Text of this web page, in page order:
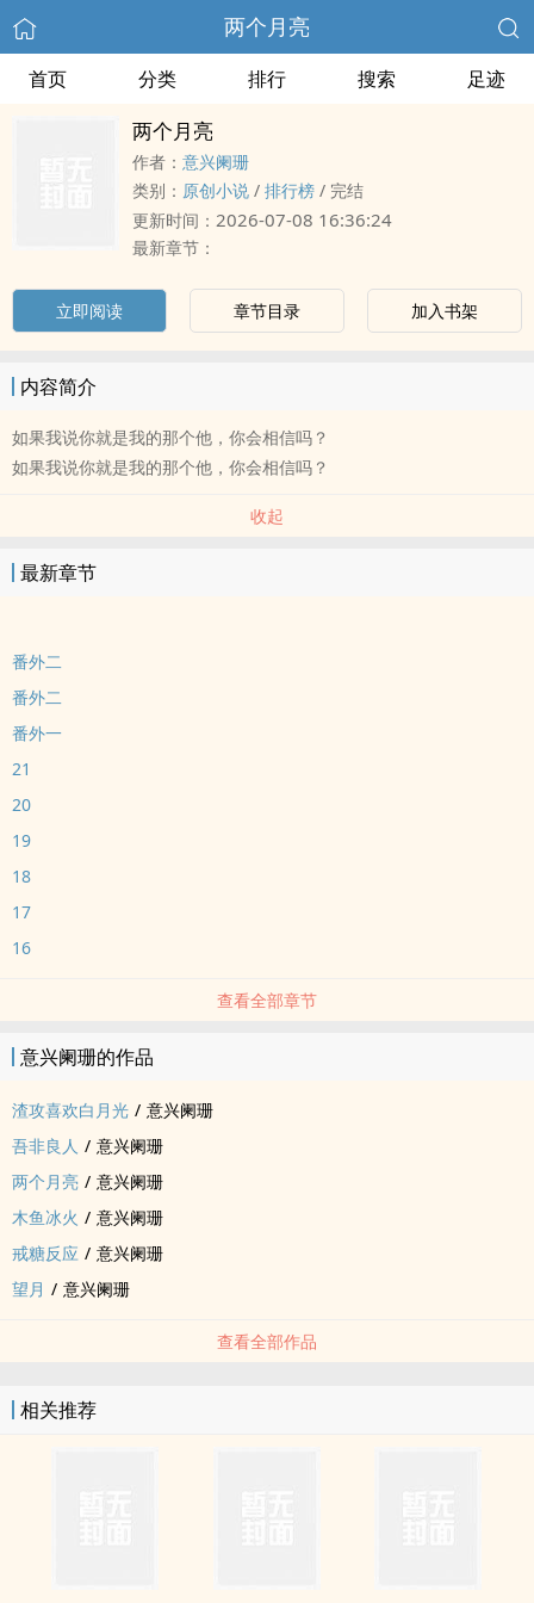
两个月亮
首页 分类 排行 搜索 足迹
两个月亮
作者： 意兴阑珊
类别： 原创小说 / 排行榜 / 完结
更新时间： 2026-07-08 16:36:24
最新章节：
立即阅读 章节目录 加入书架
内容简介
如果我说你就是我的那个他，你会相信吗？
如果我说你就是我的那个他，你会相信吗？
收起
最新章节
番外二
番外二
番外一
21
20
19
18
17
16
查看全部章节
意兴阑珊的作品
渣攻喜欢白月光 / 意兴阑珊
吾非良人 / 意兴阑珊
两个月亮 / 意兴阑珊
木鱼冰火 / 意兴阑珊
戒糖反应 / 意兴阑珊
望月 / 意兴阑珊
查看全部作品
相关推荐